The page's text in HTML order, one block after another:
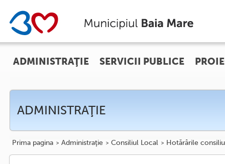
ADMINISTRAŢIE
Prima pagina Administraţie Consiliul Local Hotărârile
ADMINISTRAŢIE SERVICII PUBLICE